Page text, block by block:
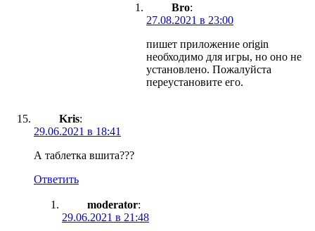
Bro:
27.08.2021 в 23:00
пишет приложение origin
необходимо для игры, но оно не
установлено. Пожалуйста
переустановите его.
Kris:
29.06.2021 в 18:41
А таблетка вшита???
Ответить
moderator:
29.06.2021 в 21:48